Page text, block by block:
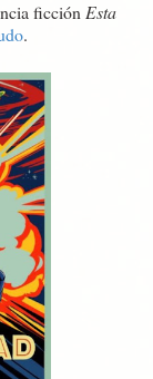
ficciónEsta
.